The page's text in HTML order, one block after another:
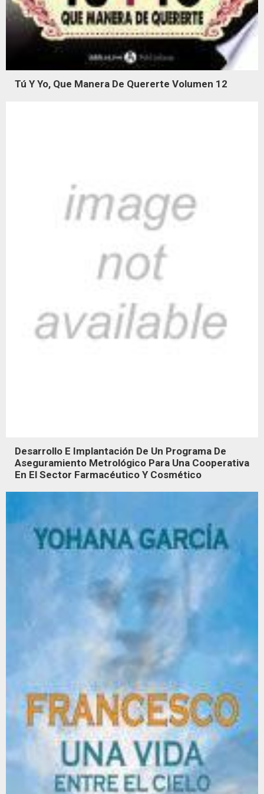
Tú Y Yo, Que Manera De Quererte Volumen 12
Desarrollo E Implantación De Un Programa De
Aseguramiento Metrológico Para Una Cooperativa
En El Sector Farmacéutico Y Cosmético